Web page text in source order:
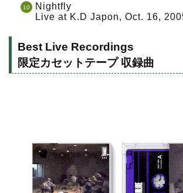
Nightfly
Live at K.D Japon, Oct. 16,
Best Live Recordings
限定カセットテープ 収録曲